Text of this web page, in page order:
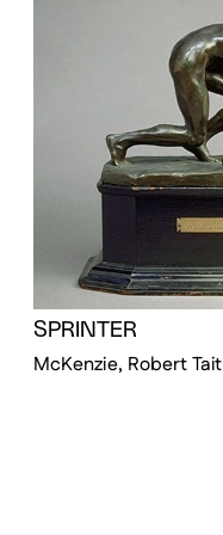
SPRINTER
McKenzie, Robert Tait